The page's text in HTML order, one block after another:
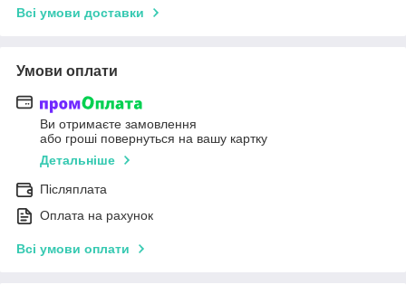
Всі умови доставки
Умови оплати
Ви отримаєте замовлення
або гроші повернуться на вашу картку
Детальніше
Післяплата
Оплата на рахунок
Всі умови оплати